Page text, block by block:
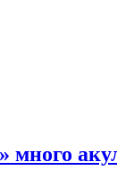
много